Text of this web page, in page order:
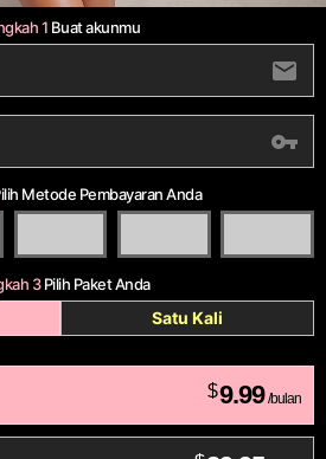
1 Buat akunmu
Metode Pembayaran Anda
3Pilih Paket Anda
Satu Kali
$9.99 /bulan